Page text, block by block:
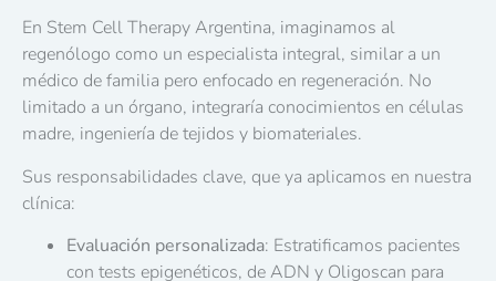
En Stem Cell Therapy Argentina, imaginamos al
regenólogo como un especialista integral, similar a un
médico de familia pero enfocado en regeneración. No
limitado a un órgano, integraría conocimientos en células
madre, ingeniería de tejidos y biomateriales.
Sus responsabilidades clave, que ya aplicamos en nuestra
clínica:
Evaluación personalizada: Estratificamos pacientes
con tests epigenéticos, de ADN y Oligoscan para